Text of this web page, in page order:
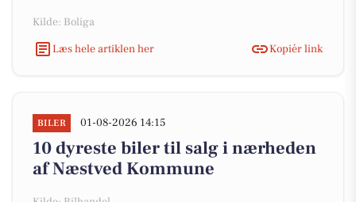
Kilde: Boliga
Læs hele artiklen her
Kopiér link
BILER 01-08-2026 14:15
10 dyreste biler til salg i nærheden
af Næstved Kommune